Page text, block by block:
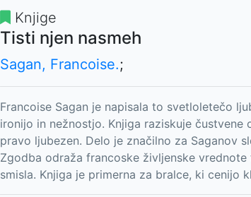
Knjige
Tisti njen nasmeh
Sagan, Francoise.;
Francoise Sagan je napisala to svetloletečo
ironijo in nežnostjo. Knjiga raziskuje
pravo ljubezen. Delo je značilno za Saganov
Zgodba odraža francoske življenske
smisla. Knjiga je primerna za bralce, ki cenijo